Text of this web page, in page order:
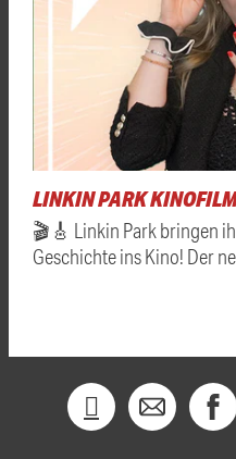
LINKIN PARK
🎬🎸 Linkin Park bringen
Geschichte ins Kino! Der